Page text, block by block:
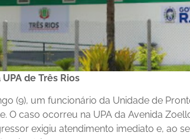
de Três Rios
(9), um funcionário da Unidade de
O caso ocorreu na UPA da Avenida
exigiu atendimento imediato e, ao